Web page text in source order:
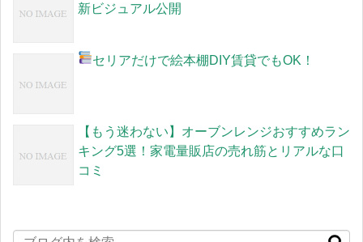
新ビジュアル公開
セリアだけで絵本棚DIY賃貸でもOK！
【もう迷わない】オーブンレンジおすすめラン
キング5選！家電量販店の売れ筋とリアルな口
コミ